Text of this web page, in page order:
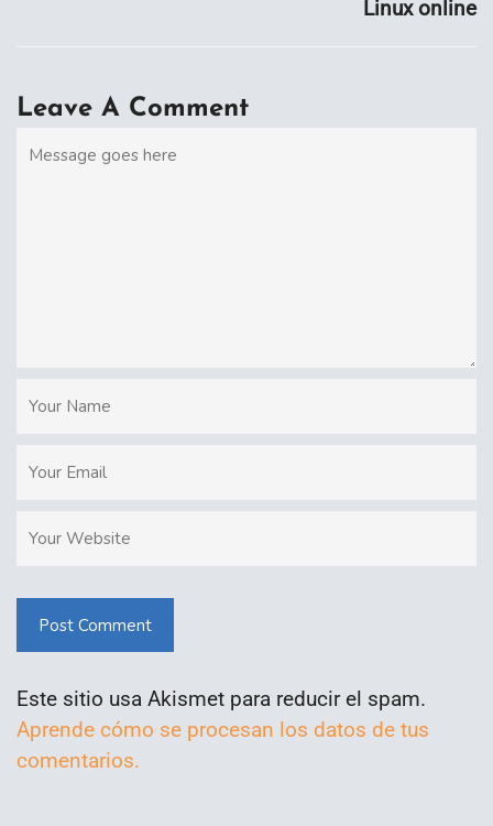
Linux online
Leave A Comment
Post Comment
Este sitio usa Akismet para reducir el spam.
Aprende cómo se procesan los datos de tus
comentarios.